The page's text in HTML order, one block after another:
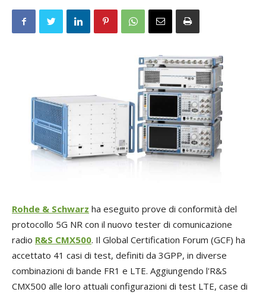
Rohde & Schwarz ha eseguito prove di conformità del
protocollo 5G NR con il nuovo tester di comunicazione
radio R&S CMX500. Il Global Certification Forum (GCF) ha
accettato 41 casi di test, definiti da 3GPP, in diverse
combinazioni di bande FR1 e LTE. Aggiungendo l'R&S
CMX500 alle loro attuali configurazioni di test LTE, case di